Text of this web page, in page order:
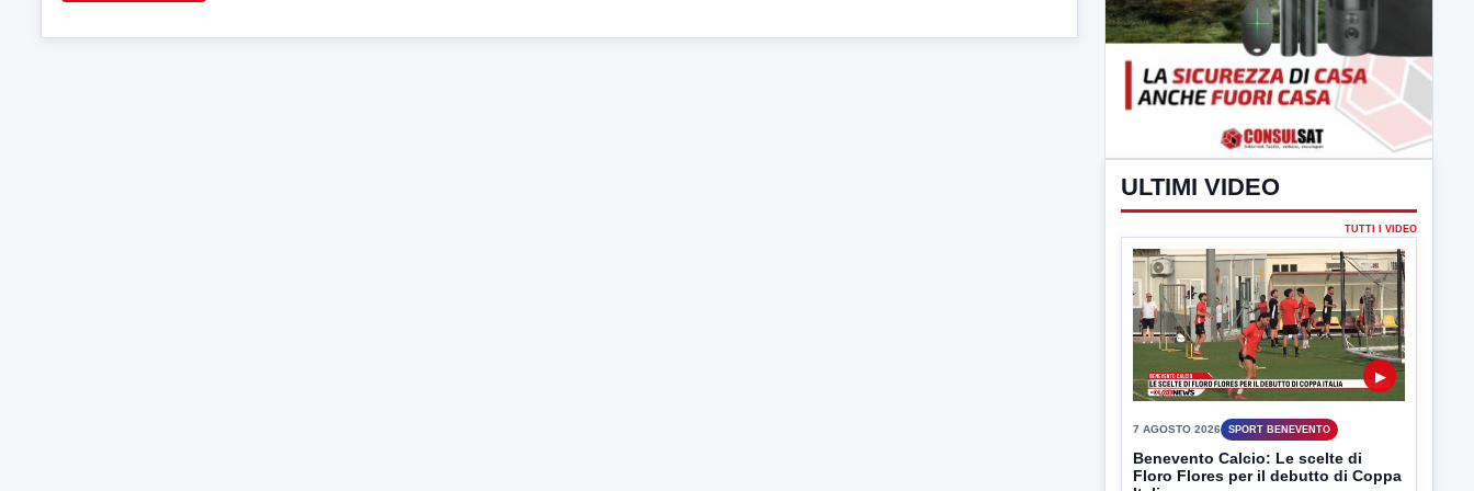
ULTIMI VIDEO
TUTTI I VIDEO
▶
7 AGOSTO 2026 SPORT BENEVENTO
Benevento Calcio: Le scelte di
Floro Flores per il debutto di Coppa
Il Benevento è pronto al debutto di Coppa
Italia. Scelte...